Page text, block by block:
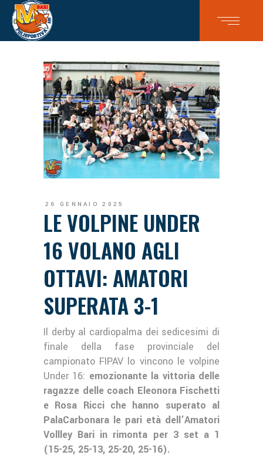
26 GENNAIO 2025
LE VOLPINE UNDER
16 VOLANO AGLI
OTTAVI: AMATORI
SUPERATA 3-1
Il derby al cardiopalma dei sedicesimi di
finale della fase provinciale del
campionato FIPAV lo vincono le volpine
Under 16: emozionante la vittoria delle
ragazze delle coach Eleonora Fischetti
e Rosa Ricci che hanno superato al
PalaCarbonara le pari età dell’Amatori
Vollley Bari in rimonta per 3 set a 1
(15-25, 25-13, 25-20, 25-16).